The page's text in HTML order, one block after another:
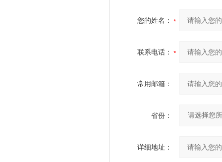
您的姓名：
联系电话：
常用邮箱：
省份：
详细地址：